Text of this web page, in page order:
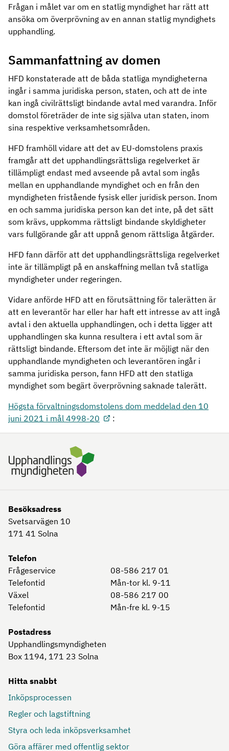
Frågan i målet var om en statlig myndighet har rätt att
ansöka om överprövning av en annan statlig myndighets
upphandling.
Sammanfattning av domen
HFD konstaterade att de båda statliga myndigheterna
ingår i samma juridiska person, staten, och att de inte
kan ingå civilrättsligt bindande avtal med varandra. Inför
domstol företräder de inte sig själva utan staten, inom
sina respektive verksamhetsområden.
HFD framhöll vidare att det av EU-domstolens praxis
framgår att det upphandlingsrättsliga regelverket är
tillämpligt endast med avseende på avtal som ingås
mellan en upphandlande myndighet och en från den
myndigheten fristående fysisk eller juridisk person. Inom
en och samma juridiska person kan det inte, på det sätt
som krävs, uppkomma rättsligt bindande skyldigheter
vars fullgörande går att uppnå genom rättsliga åtgärder.
HFD fann därför att det upphandlingsrättsliga regelverket
inte är tillämpligt på en anskaffning mellan två statliga
myndigheter under regeringen.
Vidare anförde HFD att en förutsättning för talerätten är
att en leverantör har eller har haft ett intresse av att ingå
avtal i den aktuella upphandlingen, och i detta ligger att
upphandlingen ska kunna resultera i ett avtal som är
rättsligt bindande. Eftersom det inte är möjligt när den
upphandlande myndigheten och leverantören ingår i
samma juridiska person, fann HFD att den statliga
myndighet som begärt överprövning saknade talerätt.
Högsta förvaltningsdomstolens dom meddelad den 10
juni 2021 i mål 4998-20
:
Besöksadress
Svetsarvägen 10
171 41 Solna
Telefon
Frågeservice
08-586 217 01
Telefontid
Mån-tor kl. 9-11
Växel
08-586 217 00
Telefontid
Mån-fre kl. 9-15
Postadress
Upphandlingsmyndigheten
Box 1194, 171 23 Solna
Hitta snabbt
Inköpsprocessen
Regler och lagstiftning
Styra och leda inköpsverksamhet
Göra affärer med offentlig sektor